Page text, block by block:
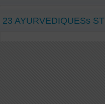
23 AYURVEDIQUESs ST